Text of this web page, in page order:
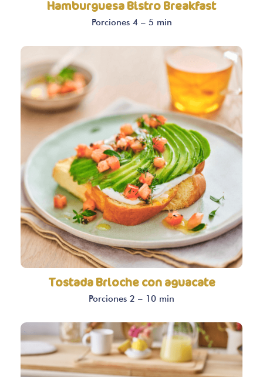
Hamburguesa Bistro Breakfast
Porciones 4 – 5 min
Tostada Brioche con aguacate
Porciones 2 – 10 min